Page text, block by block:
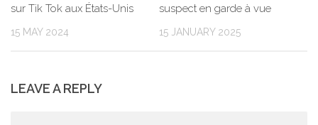
sur Tik Tok aux États-Unis
15 MAY 2024
suspect en garde à vue
15 JANUARY 2025
LEAVE A REPLY